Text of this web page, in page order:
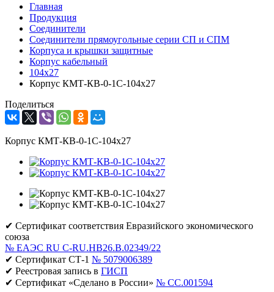
Главная
Продукция
Соединители
Соединители прямоугольные серии СП и СПМ
Корпуса и крышки защитные
Корпус кабельный
104х27
Корпус КМТ-КВ-0-1С-104х27
Поделиться
Корпус КМТ-КВ-0-1С-104х27
✔ Сертификат соответствия Евразийского экономического
союза
№ ЕАЭС RU C-RU.НВ26.В.02349/22
✔ Сертификат СТ-1 № 5079006389
✔ Реестровая запись в ГИСП
✔ Сертификат «Сделано в России» № CC.001594